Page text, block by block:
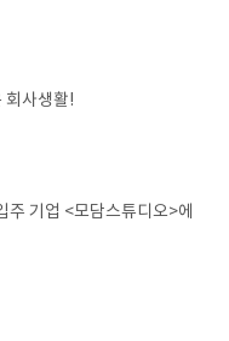
회사생활!
기업 <모담스튜디오>에